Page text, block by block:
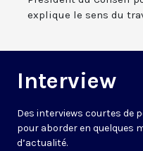
explique le sens du
Interview
Des interviews courtes de
pour aborder en quelques
d’actualité.